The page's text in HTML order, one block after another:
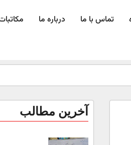
تماس با ما درباره ما
آخرین مطالب